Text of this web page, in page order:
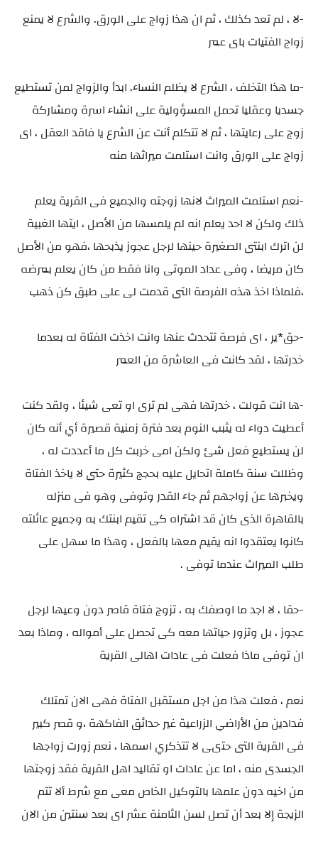
-لا ، لم تعد كذلك ، ثم ان هذا زواج على الورق. والشرع لا يمنع
زواج الفتيات باى عمر
-ما هذا التخلف ، الشرع لا يظلم النساء. ابدأ والزواج لمن تستطيع
جسديا وعقليا تحمل المسؤولية على انشاء اسرة ومشاركة
زوج على رعايتها ، ثم لا تتكلم أنت عن الشرع يا فاقد العقل ، اى
زواج على الورق وانت استلمت ميراثها منه
-نعم استلمت الميراث لانها زوجته والجميع فى القرية يعلم
ذلك ولكن لا احد يعلم انه لم يلمسها من الأصل ، ايتها الغبية
لن اترك ابنتى الصغيرة حينها لرجل عجوز يذبحها ،فهو من الأصل
كان مريضا ، وفى عداد الموتى وانا فقط من كان يعلم بمرضه
،فلماذا اخذ هذه الفرصة التى قدمت لى على طبق كن ذهب
-حق*ير ، اى فرصة تتحدث عنها وانت اخذت الفتاة له بعدما
خدرتها ، لقد كانت فى العاشرة من العمر
-ها انت قولت ، خدرتها فهى لم ترى او تعى شيئا ، ولقد كنت
أعطيت دواء له يثبب النوم بعد فترة زمنية قصيرة أي أنه كان
لن يستطيع فعل شئ ولكن امى خربت كل ما أعددت له ،
وظللت سنة كاملة اتحايل عليه بحجج كثيرة حتى لا ياخذ الفتاة
ويخبرها عن زواجهم ثم جاء القدر وتوفى وهو فى منزله
بالقاهرة الذى كان قد اشتراه كى تقيم ابنتك به وجميع عائلته
كانوا يعتقدوا انه يقيم معها بالفعل ، وهذا ما سهل على
طلب الميراث عندما توفى .
-حقا ، لا اجد ما اوصفك به ، تزوج فتاة قاصر دون وعيها لرجل
عجوز ، بل وتزور حياتها معه كى تحصل على أمواله ، وماذا بعد
ان توفى ماذا فعلت فى عادات اهالى القرية
نعم ، فعلت هذا من اجل مستقبل الفتاة فهى الان تمتلك
فدادين من الأراضي الزراعية غير حدائق الفاكهة ،و قصر كبير
فى القرية التى حتىى لا تتذكري اسمها ، نعم زورت زواجها
الجسدى منه ، اما عن عادات او تقاليد اهل القرية فقد زوجتها
من اخيه دون علمها بالتوكيل الخاص معى مع شرط ألا تتم
الزيجة إلا بعد أن تصل لسن الثامنة عشر اى بعد سنتين من الان